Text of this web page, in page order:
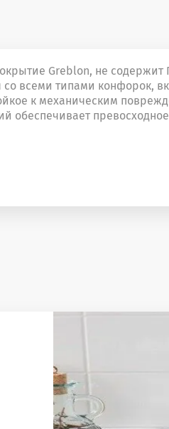
Greblon, не
со всеми типами конфорок,
к механическим
обеспечивает